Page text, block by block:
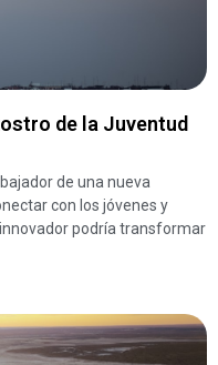
de la Juventud
de una nueva
con los jóvenes y
podría transformar